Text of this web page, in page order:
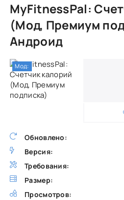
MyFitnessPal:
(Мод, Премиум
Андроид
Обновлено:
Версия:
Требования:
Размер:
Просмотров:
Мод: